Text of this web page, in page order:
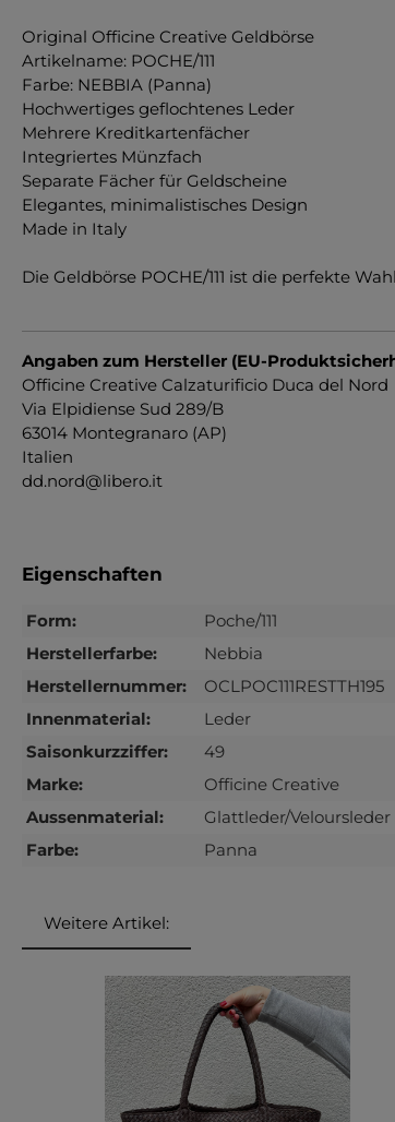
Original Officine Creative Geldbörse
Artikelname: POCHE/111
Farbe: NEBBIA (Panna)
Hochwertiges geflochtenes Leder
Mehrere Kreditkartenfächer
Integriertes Münzfach
Separate Fächer für Geldscheine
Elegantes, minimalistisches Design
Made in Italy
Die Geldbörse POCHE/111 ist die perfekte
Angaben zum Hersteller (EU-
Officine Creative Calzaturificio Duca del Nord
Via Elpidiense Sud 289/B
63014 Montegranaro (AP)
Italien
dd.nord@libero.it
Eigenschaften
Form:
Poche/111
Herstellerfarbe:
Nebbia
Herstellernummer:
OCLPOC111RESTTH195
Innenmaterial:
Leder
Saisonkurzziffer:
49
Marke:
Officine Creative
Aussenmaterial:
Glattleder/Veloursleder
Farbe:
Panna
Weitere Artikel:
Produktgalerie überspringen